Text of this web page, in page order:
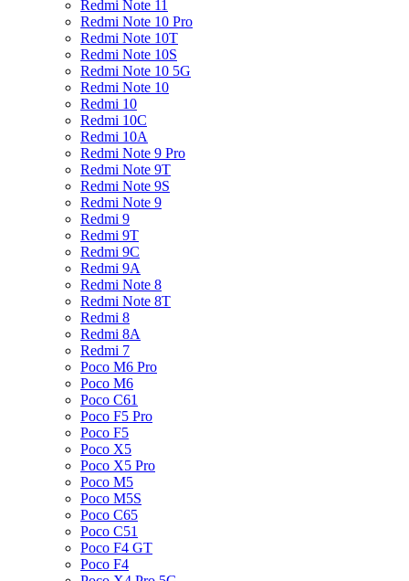
Redmi Note 11
Redmi Note 10 Pro
Redmi Note 10T
Redmi Note 10S
Redmi Note 10 5G
Redmi Note 10
Redmi 10
Redmi 10C
Redmi 10A
Redmi Note 9 Pro
Redmi Note 9T
Redmi Note 9S
Redmi Note 9
Redmi 9
Redmi 9T
Redmi 9C
Redmi 9A
Redmi Note 8
Redmi Note 8T
Redmi 8
Redmi 8A
Redmi 7
Poco M6 Pro
Poco M6
Poco C61
Poco F5 Pro
Poco F5
Poco X5
Poco X5 Pro
Poco M5
Poco M5S
Poco C65
Poco C51
Poco F4 GT
Poco F4